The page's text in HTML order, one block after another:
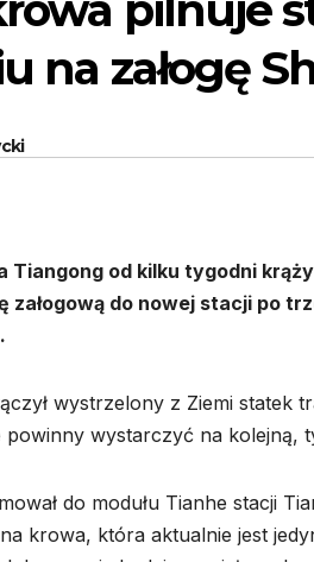
na załogę
Tiangong od kilku tygodni
załogową do nowej stacji po
wystrzelony z Ziemi
powinny wystarczyć na kolejną,
do modułu Tianhe stacji
krowa, która aktualnie jest